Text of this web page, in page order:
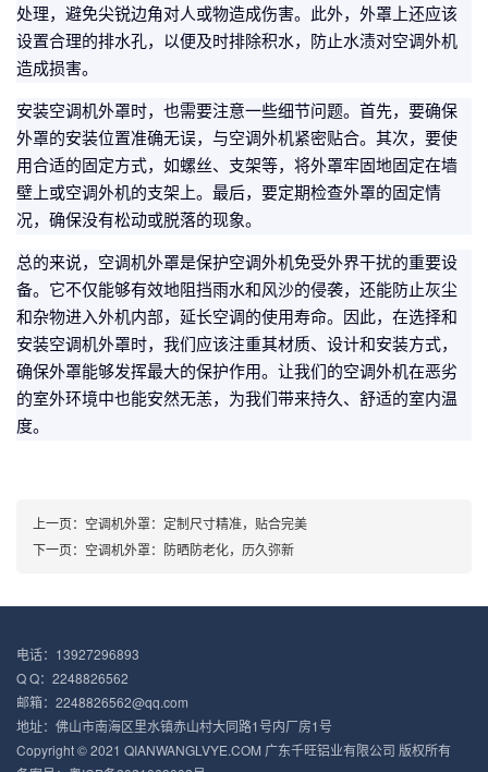
处理，避免尖锐边角对人或物造成伤害。此外，外罩上还应该
设置合理的排水孔，以便及时排除积水，防止水渍对空调外机
造成损害。
安装空调机外罩时，也需要注意一些细节问题。首先，要确保
外罩的安装位置准确无误，与空调外机紧密贴合。其次，要使
用合适的固定方式，如螺丝、支架等，将外罩牢固地固定在墙
壁上或空调外机的支架上。最后，要定期检查外罩的固定情
况，确保没有松动或脱落的现象。
总的来说，空调机外罩是保护空调外机免受外界干扰的重要设
备。它不仅能够有效地阻挡雨水和风沙的侵袭，还能防止灰尘
和杂物进入外机内部，延长空调的使用寿命。因此，在选择和
安装空调机外罩时，我们应该注重其材质、设计和安装方式，
确保外罩能够发挥最大的保护作用。让我们的空调外机在恶劣
的室外环境中也能安然无恙，为我们带来持久、舒适的室内温
度。
上一页： 空调机外罩：定制尺寸精准，贴合完美
下一页： 空调机外罩：防晒防老化，历久弥新
电话：13927296893
Q Q：2248826562
邮箱：2248826562@qq.com
地址：佛山市南海区里水镇赤山村大同路1号内厂房1号
Copyright © 2021 QIANWANGLVYE.COM 广东千旺铝业有限公司 版权所有